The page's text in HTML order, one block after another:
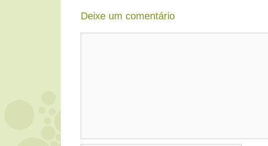
Deixe um comentário